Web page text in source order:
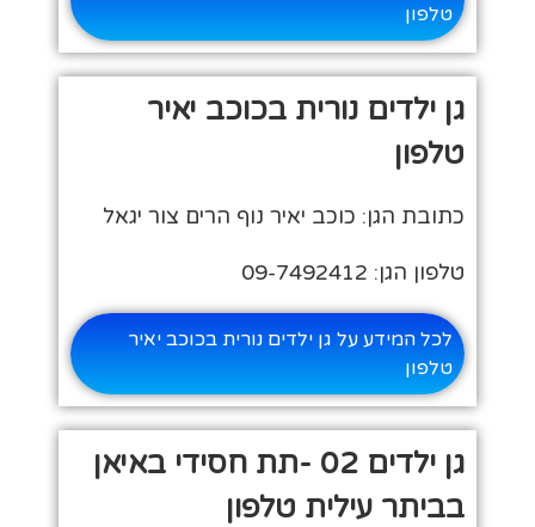
טלפון
גן ילדים נורית בכוכב יאיר
טלפון
כתובת הגן: כוכב יאיר נוף הרים צור יגאל
טלפון הגן: 09-7492412
לכל המידע על גן ילדים נורית בכוכב יאיר
טלפון
גן ילדים 02 -תת חסידי באיאן
בביתר עילית טלפון